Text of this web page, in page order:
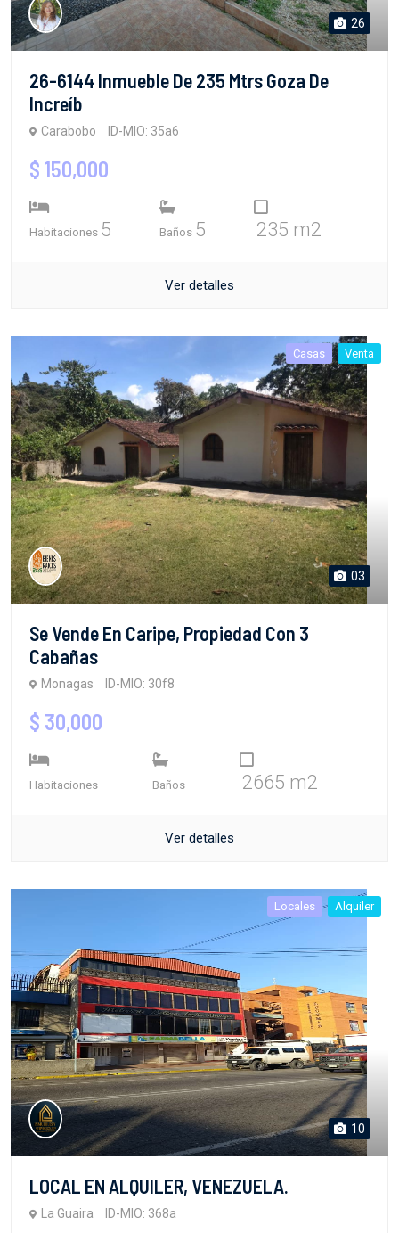
26
26-6144 Inmueble De 235 Mtrs Goza De
Increíb
Carabobo ID-MIO: 35a6
$ 150,000
Habitaciones 5 Baños 5 235 m2
Ver detalles
Casas Venta
03
Se Vende En Caripe, Propiedad Con 3
Cabañas
Monagas ID-MIO: 30f8
$ 30,000
Habitaciones Baños 2665 m2
Ver detalles
Locales Alquiler
10
LOCAL EN ALQUILER, VENEZUELA.
La Guaira ID-MIO: 368a